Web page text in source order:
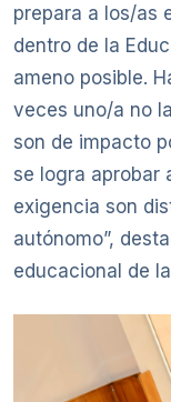
prepara a los/as
dentro de la
ameno posible.
veces uno/a no
son de impacto
se logra aprobar
exigencia son
autónomo”,
educacional de